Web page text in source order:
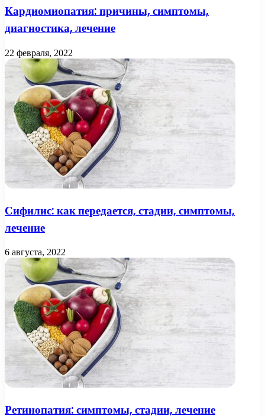
Кардиомиопатия: причины, симптомы,
диагностика, лечение
22 февраля, 2022
Сифилис: как передается, стадии, симптомы,
лечение
6 августа, 2022
Ретинопатия: симптомы, стадии, лечение